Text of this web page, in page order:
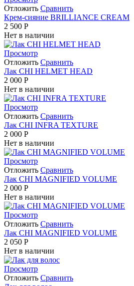
Отложить Сравнить
Крем-сияние BRILLIANCE CREAM
2 500 Р
Нет в наличии
Просмотр
Отложить Сравнить
Лак CHI HELMET HEAD
2 000 Р
Нет в наличии
Просмотр
Отложить Сравнить
Лак CHI INFRA TEXTURE
2 000 Р
Нет в наличии
Просмотр
Отложить Сравнить
Лак CHI MAGNIFIED VOLUME
2 000 Р
Нет в наличии
Просмотр
Отложить Сравнить
Лак CHI MAGNIFIED VOLUME
2 050 Р
Нет в наличии
Просмотр
Отложить Сравнить